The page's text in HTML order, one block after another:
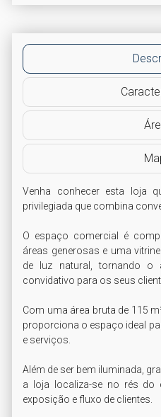
Venha conhecer esta loja
privilegiada que combina
O espaço comercial é
áreas generosas e uma
de luz natural, tornando o
convidativo para os seus
Com uma área bruta de 115
proporciona o espaço ideal
e serviços.
Além de ser bem iluminada,
a loja localiza-se no rés do
exposição e fluxo de clientes.